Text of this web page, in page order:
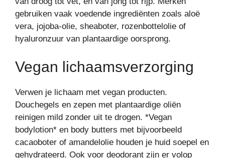
gebruiken vaak voedende ingrediënten zoals aloë
vera, jojoba-olie, sheaboter, rozenbottelolie of
hyaluronzuur van plantaardige oorsprong.
Vegan lichaamsverzorging
Verwen je lichaam met vegan producten.
Douchegels en zepen met plantaardige oliën
reinigen mild zonder uit te drogen. *Vegan
bodylotion* en body butters met bijvoorbeeld
cacaoboter of amandelolie houden je huid soepel en
gehydrateerd. Ook voor deodorant zijn er volop